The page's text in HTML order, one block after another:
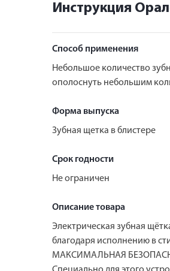
Инструкция
Способ применения
Небольшое количество
ополоснуть небольшим
Форма выпуска
Зубная щетка в блистере
Срок годности
Не ограничен
Описание товара
Электрическая зубная
благодаря исполнению в
МАКСИМАЛЬНАЯ